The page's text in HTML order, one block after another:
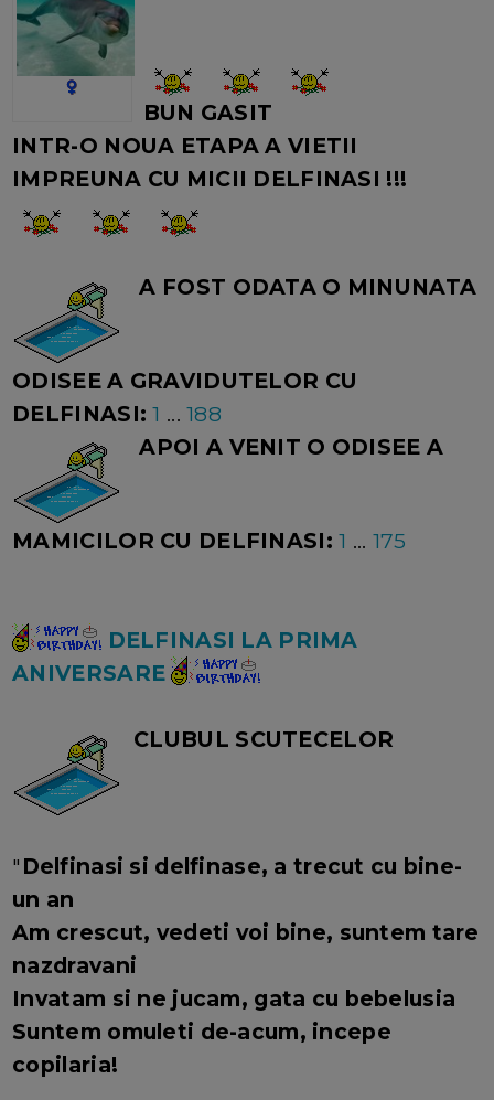
BUN GASIT
INTR-O NOUA ETAPA A VIETII
IMPREUNA CU MICII DELFINASI !!!
A FOST ODATA O MINUNATA
ODISEE A GRAVIDUTELOR CU
DELFINASI:1 ...188
APOI A VENIT O ODISEE A
MAMICILOR CU DELFINASI:1 ... 175
DELFINASI LA PRIMA
ANIVERSARE
CLUBUL SCUTECELOR
" Delfinasi si delfinase, a trecut cu bine-
un an
Am crescut, vedeti voi bine, suntem tare
nazdravani
Invatam si ne jucam, gata cu bebelusia
Suntem omuleti de-acum, incepe
copilaria!